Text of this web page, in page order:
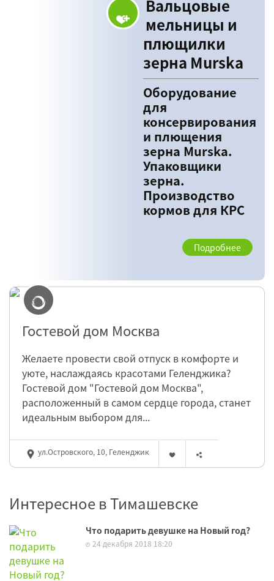
Вальцовые
мельницы и
плющилки
зерна Murska
Оборудование
для
консервирования
и плющения
зерна Murska.
Упаковщики
зерна.
Производство
кормов для КРС
Подробнее
Гостевой дом Москва
Желаете провести свой отпуск в комфорте и
уюте, наслаждаясь красотами Геленджика?
Гостевой дом "Гостевой дом Москва",
расположенный в самом сердце города, станет
идеальным выбором для...
ул.Островского, 10, Геленджик
Интересное в Тимашевске
Что подарить девушке на Новый год?
24 декабря 2018 18:20